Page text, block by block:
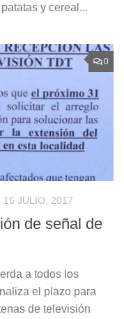
y cereal...
0
15 JULIO, 2017
de señal de
a todos los
el plazo para
de televisión